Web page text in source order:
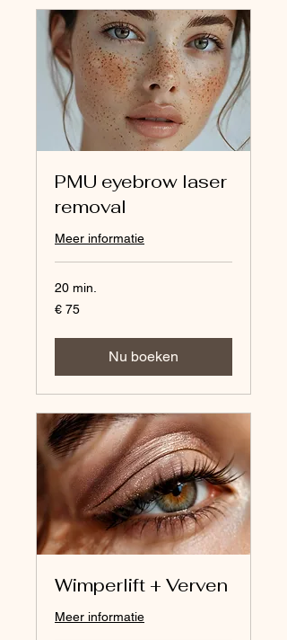
PMU eyebrow laser
removal
Meer informatie
20 min.
75
euro
€ 75
Nu boeken
Wimperlift + Verven
Meer informatie